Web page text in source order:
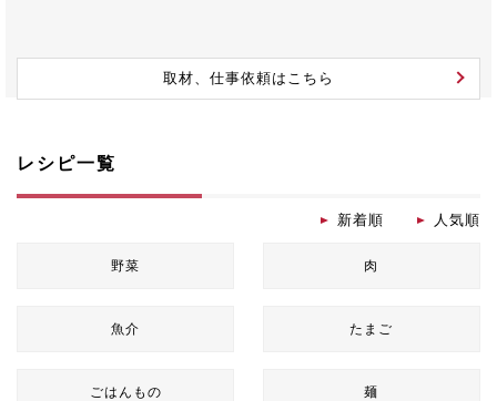
取材、仕事依頼はこちら
レシピ一覧
新着順 人気順
野菜 肉
魚介 たまご
ごはんもの 麺